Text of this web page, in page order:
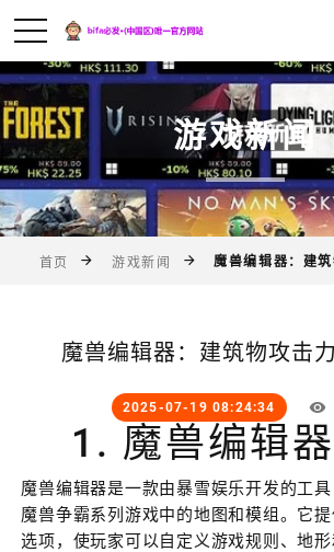
游戏新闻
首页 游戏新闻 魔兽编辑器：建
魔兽编辑器：建筑物攻击
2025-07-19 08:24:34
1. 魔兽编辑
魔兽编辑器是一款由暴雪娱乐开发的工
魔兽争霸系列游戏中的地图和模组。它
选项，使玩家可以自定义游戏规则、地